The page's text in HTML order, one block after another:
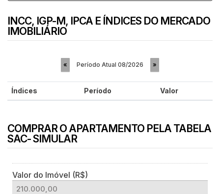
INCC, IGP-M, IPCA E ÍNDICES DO MERCADO
IMOBILIÁRIO
« Período Atual 08/2026 »
Índices Período Valor
COMPRAR O APARTAMENTO PELA TABELA
SAC- SIMULAR
Valor do Imóvel (R$)